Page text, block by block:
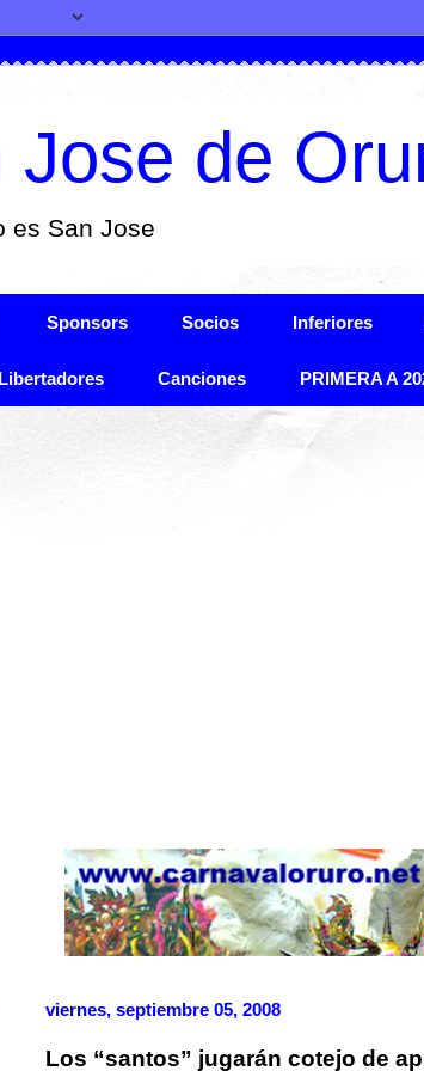
Jose de
es San Jose
Sponsors Socios Inferiores
Canciones PRIMERA A
viernes, septiembre 05, 2008
Los “santos” jugarán cotejo de